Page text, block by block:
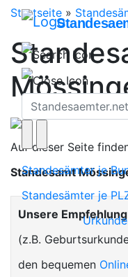
Standesämter je
Standesämter je
Startseite »
Auf dieser Seite
Standesamt
Unsere
(z.B.
den bequemen